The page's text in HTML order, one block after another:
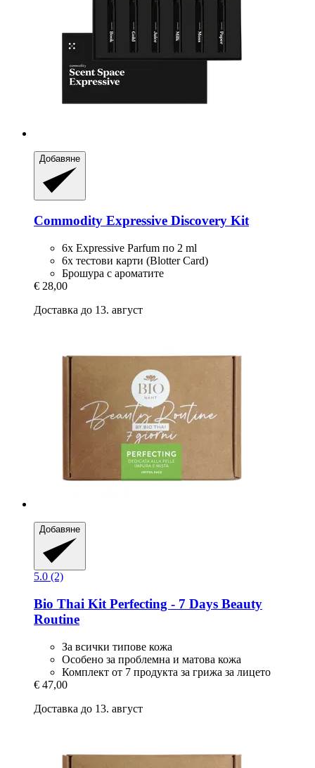
Добавяне
Commodity Expressive Discovery Kit
6x Expressive Parfum по 2 ml
6x тестови карти (Blotter Card)
Брошура с ароматите
€ 28,00
Доставка до 13. август
Добавяне
5.0 (2)
Bio Thai Kit Perfecting -​ 7 Days Beauty
Routine
За всички типове кожа
Особено за проблемна и матова кожа
Комплект от 7 продукта за грижа за лицето
€ 47,00
Доставка до 13. август